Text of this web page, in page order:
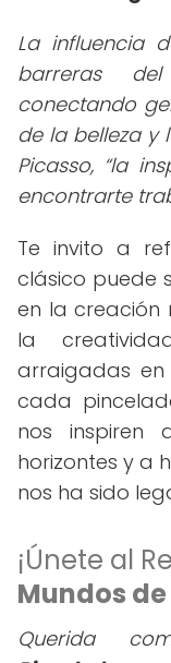
La influencia
barreras
conectando
de la belleza y
Picasso,
la
encontrarte
Te invito a
clásico puede
en la creación
la
arraigadas en
cada
nos inspiren
horizontes y a
nos ha sido
¡Únete al
Mundos
Querida